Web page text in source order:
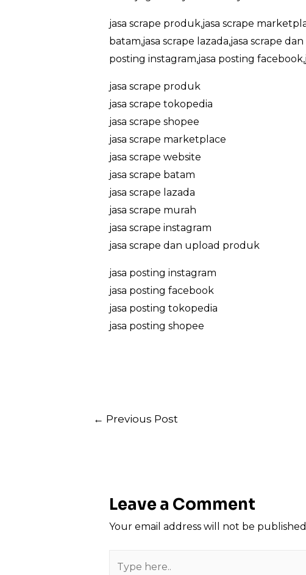
jasa scrape produk,jasa scrape
batam,jasa scrape lazada,jasa scrape
posting instagram,jasa posting
jasa scrape produk
jasa scrape tokopedia
jasa scrape shopee
jasa scrape marketplace
jasa scrape website
jasa scrape batam
jasa scrape lazada
jasa scrape murah
jasa scrape instagram
jasa scrape dan upload produk
jasa posting instagram
jasa posting facebook
jasa posting tokopedia
jasa posting shopee
Post
← Previous Post
Leave a Comment
Your email address will not be